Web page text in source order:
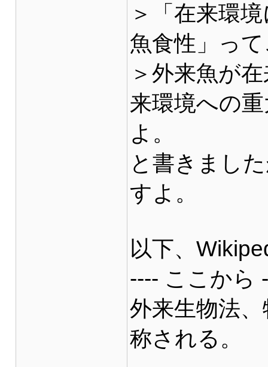
＞「在来環
魚食性」っ
＞外来魚が
来環境への
よ。
と書きまし
すよ。
以下、
---- ここから
外来生物法
称される。